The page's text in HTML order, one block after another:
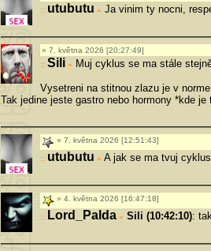
utubutu » Ja vinim ty nocni,
7. května 2026 [20:27:49]
Sili » Muj cyklus se ma stále
Vysetreni na stitnou zlazu je v norme
Tak jedine jeste gastro nebo hormony *kde
7. května 2026 [12:51:43]
utubutu » A jak se ma tvuj
4. května 2026 [16:47:18]
Lord_Palda» Sili (10:42:10):